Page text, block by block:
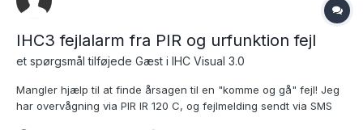
IHC3 fejlalarm fra PIR og urfunktion fejl
et spørgsmål tilføjede Gæst i IHC Visual 3.0
Mangler hjælp til at finde årsagen til en "komme og gå" fejl! Jeg
har overvågning via PIR IR 120 C, og fejlmelding sendt via SMS